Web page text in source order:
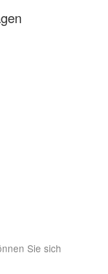
Sie sich